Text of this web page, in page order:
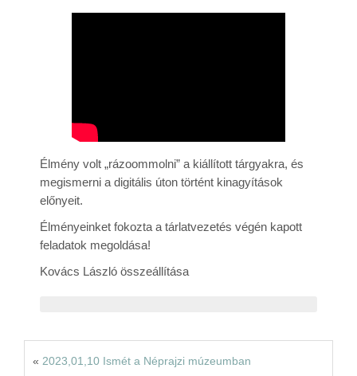
Élmény volt „rázoommolni” a kiállított tárgyakra, és
megismerni a digitális úton történt kinagyítások
előnyeit.
Élményeinket fokozta a tárlatvezetés végén kapott
feladatok megoldása!
Kovács László összeállítása
« 2023,01,10 Ismét a Néprajzi múzeumban